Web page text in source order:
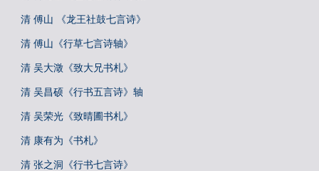
清 傅山 《龙王社鼓七言诗》
清 傅山《行草七言诗轴》
清 吴大澂《致大兄书札》
清 吴昌硕《行书五言诗》轴
清 吴荣光《致晴圃书札》
清 康有为《书札》
清 张之洞《行书七言诗》